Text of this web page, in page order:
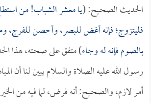
الحديث الصحيح: (يا معشر الشباب! من
فليتزوج؛ فإنه أغض للبصر، وأحصن للفرج،
بالصوم فإنه له وجاء) متفق على صحته، هذا
رسول الله عليه الصلاة والسلام يبين لنا أن
أمر لازم، والصحيح: أنه فرض، لما فيه من